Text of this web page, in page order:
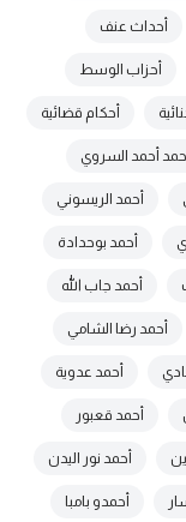
أحداث عنف
أحزاب الوسط
أحكام قضائية
أحمد أحمد السروي
أحمد الريسوني
أحمد بوحدادة
أحمد جاب الله
أحمد رضا الشامي
أحمد عدوية
أحمد قعبور
أحمد نور اليدن
أحمدو بامبا